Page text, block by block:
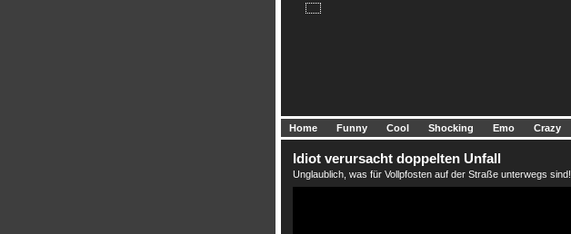
Home Funny Cool Shocking Emo Crazy
Idiot verursacht doppelten Unfall
Unglaublich, was für Vollpfosten auf der Straße unterwegs sind!